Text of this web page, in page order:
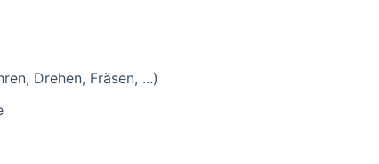
Drehen, Fräsen, ...)